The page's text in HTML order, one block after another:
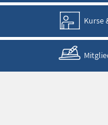
Kurse